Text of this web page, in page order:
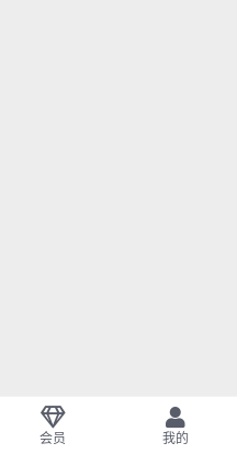
会员 我的